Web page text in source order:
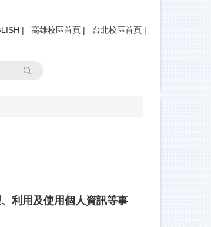
| 高雄校區首頁 | 台北校區首頁 |
搜尋
利用及使用個人資訊等事